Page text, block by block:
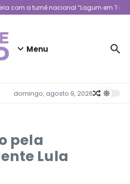
com a turnê nacional “Lagum em Todo
Menu
domingo, agosto 9, 2026
pela
Lula